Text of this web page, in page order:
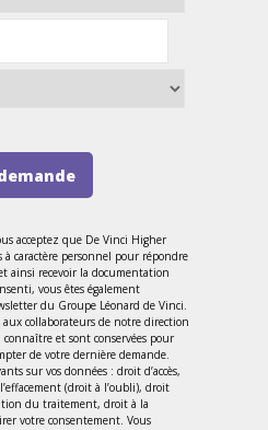
acceptez que De Vinci Higher
caractère personnel pour répondre
ainsi recevoir la documentation
vous êtes également
du Groupe Léonard de Vinci.
aux collaborateurs de notre direction
et sont conservées pour
de votre dernière demande.
sur vos données : droit d’accès,
(droit à l’oubli), droit
du traitement, droit à la
votre consentement. Vous